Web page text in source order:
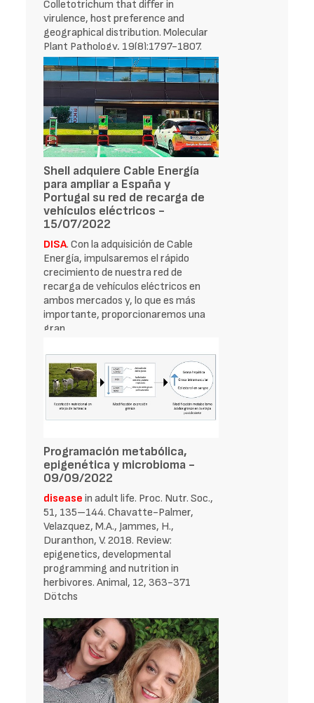
Colletotrichum that differ in
virulence, host preference and
geographical distribution. Molecular
Plant Pathology, 19(8):1797-1807.
Torres-Vila, L. M., Rodríguez-Molina,
M. C., &amp; Martínez
Shell adquiere Cable Energía
para ampliar a España y
Portugal su red de recarga de
vehículos eléctricos -
15/07/2022
DISA. Con la adquisición de Cable
Energía, impulsaremos el rápido
crecimiento de nuestra red de
recarga de vehículos eléctricos en
ambos mercados y, lo que es más
importante, proporcionaremos una
gran
Programación metabólica,
epigenética y microbioma -
09/09/2022
disease in adult life. Proc. Nutr. Soc.,
51, 135–144. Chavatte-Palmer,
Velazquez, M.A., Jammes, H.,
Duranthon, V. 2018. Review:
epigenetics, developmental
programming and nutrition in
herbivores. Animal, 12, 363-371
Dötchs